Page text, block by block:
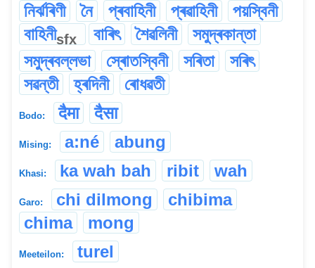
নিৰ্ঝৰিণী
নৈ প্ৰবাহিনী প্ৰৱাহিনী
পয়স্বিনী
বাহিনীsfx বাৰিৎ শৈৱলিনী
সমুদ্ৰকান্তা
সমুদ্ৰবল্লভা
স্ৰোতস্বিনী সৰিতা
সৰিৎ
সৱন্তী
হ্ৰদিনী ৰোধৱতী
Bodo: दैमा दैसा
Mising: a:né abung
Khasi: ka wah bah ribit wah
Garo: chi dilmong
chibima
chima
mong
Meeteilon: turel